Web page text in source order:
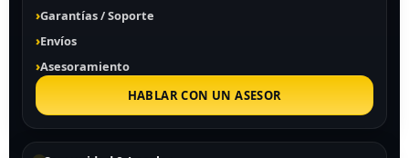
Garantías / Soporte
Envíos
Asesoramiento
HABLAR CON UN ASESOR